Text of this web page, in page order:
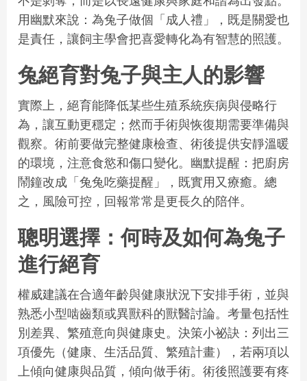
用幽默來說：為兔子做個「成人禮」，既是關愛也
是責任，讓飼主學會把喜愛轉化為有智慧的照護。
兔絕育對兔子與主人的影響
實際上，絕育能降低某些生殖系統疾病與侵略行
為，讓互動更穩定；然而手術與恢復期需要準備與
觀察。術前要做完整健康檢查、術後提供安靜溫暖
的環境，注意食慾和傷口變化。幽默提醒：把廚房
鬧鐘改成「兔兔吃藥提醒」，既實用又療癒。總
之，風險可控，回報常常是更長久的陪伴。
聰明選擇：何時及如何為兔子
進行絕育
權威建議在合適年齡與健康狀況下安排手術，並與
熟悉小型啮齒類或異獸科的獸醫討論。考量包括性
別差異、繁殖意向與健康史。決策小祕訣：列出三
項優先（健康、生活品質、繁殖計畫），若兩項以
上傾向健康與品質，傾向做手術。術後照護要有疼